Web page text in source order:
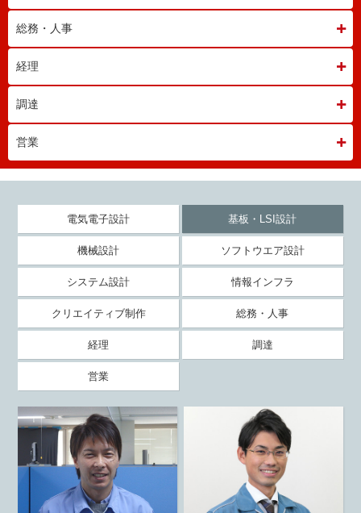
総務・人事
経理
調達
営業
電気電子設計 基板・LSI設計
機械設計 ソフトウエア設計
システム設計 情報インフラ
クリエイティブ制作 総務・人事
経理 調達
営業